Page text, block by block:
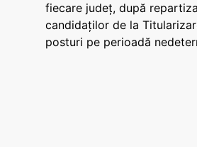
fiecare județ, după
candidaților de la
posturi pe perioadă